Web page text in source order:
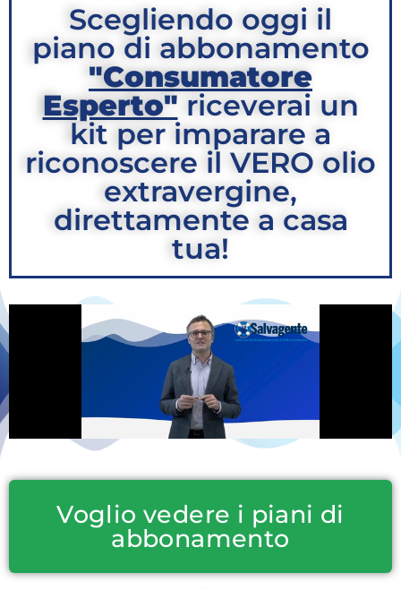
Scegliendo oggi il
piano di abbonamento
"Consumatore
Esperto" riceverai un
kit per imparare a
riconoscere il VERO olio
extravergine,
direttamente a casa
tua!
Voglio vedere i piani di
abbonamento